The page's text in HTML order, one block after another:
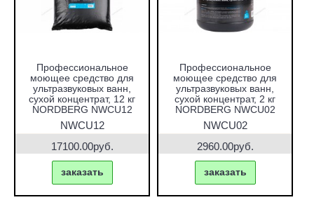
Профессиональное
моющее средство для
ультразвуковых ванн,
сухой концентрат, 12 кг
NORDBERG NWCU12
NWCU12
17100.00руб.
заказать
Профессиональное
моющее средство для
ультразвуковых ванн,
сухой концентрат, 2 кг
NORDBERG NWCU02
NWCU02
2960.00руб.
заказать